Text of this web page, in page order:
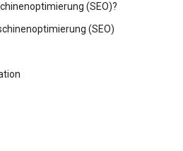
(SEO)?
(SEO)